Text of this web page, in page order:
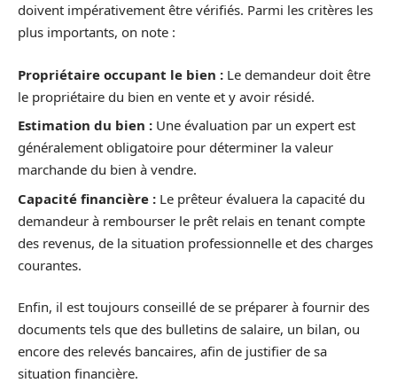
doivent impérativement être vérifiés. Parmi les critères les
plus importants, on note :
Propriétaire occupant le bien : Le demandeur doit être
le propriétaire du bien en vente et y avoir résidé.
Estimation du bien : Une évaluation par un expert est
généralement obligatoire pour déterminer la valeur
marchande du bien à vendre.
Capacité financière : Le prêteur évaluera la capacité du
demandeur à rembourser le prêt relais en tenant compte
des revenus, de la situation professionnelle et des charges
courantes.
Enfin, il est toujours conseillé de se préparer à fournir des
documents tels que des bulletins de salaire, un bilan, ou
encore des relevés bancaires, afin de justifier de sa
situation financière.